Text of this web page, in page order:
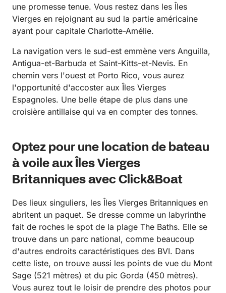
une promesse tenue. Vous restez dans les Îles
Vierges en rejoignant au sud la partie américaine
ayant pour capitale Charlotte-Amélie.
La navigation vers le sud-est emmène vers Anguilla,
Antigua-et-Barbuda et Saint-Kitts-et-Nevis. En
chemin vers l'ouest et Porto Rico, vous aurez
l'opportunité d'accoster aux Îles Vierges
Espagnoles. Une belle étape de plus dans une
croisière antillaise qui va en compter des tonnes.
Optez pour une location de bateau
à voile aux Îles Vierges
Britanniques avec Click&Boat
Des lieux singuliers, les Îles Vierges Britanniques en
abritent un paquet. Se dresse comme un labyrinthe
fait de roches le spot de la plage The Baths. Elle se
trouve dans un parc national, comme beaucoup
d'autres endroits caractéristiques des BVI. Dans
cette liste, on trouve aussi les points de vue du Mont
Sage (521 mètres) et du pic Gorda (450 mètres).
Vous aurez tout le loisir de prendre des photos pour